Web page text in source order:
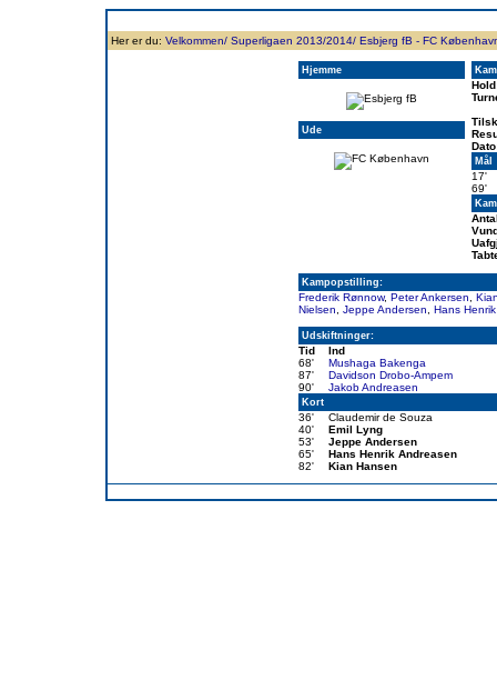
Her er du: Velkommen/ Superligaen 2013/2014/ Esbjerg fB - FC
Hjemme
Ude
Mål
17'
69'
Kampopstilling:
Frederik Rønnow, Peter Ankersen
Nielsen
Jeppe Andersen Hans
Udskiftninger:
Tid
Ind
68'
Mushaga Bakenga
87'
Davidson Drobo-Ampem
90'
Jakob Andreasen
Kort
36'
Claudemir de Souza
40'
Emil Lyng
53'
Jeppe Andersen
65'
Hans Henrik Andreasen
82'
Kian Hansen